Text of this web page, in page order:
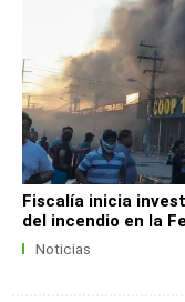
Fiscalía inicia
del incendio en la
Noticias